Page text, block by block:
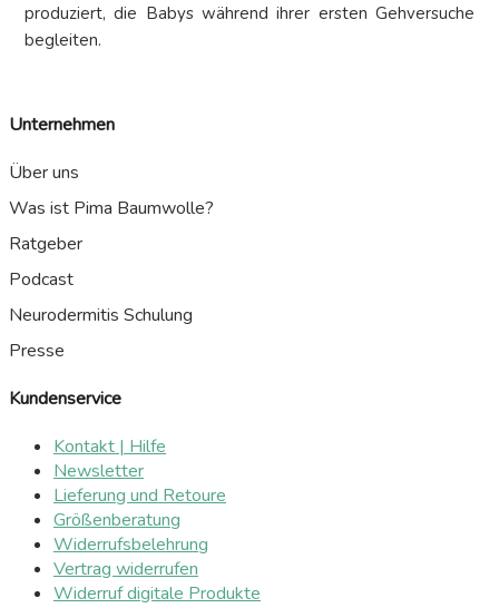
produziert, die Babys während ihrer ersten Gehversuche
begleiten.
Unternehmen
Über uns
Was ist Pima Baumwolle?
Ratgeber
Podcast
Neurodermitis Schulung
Presse
Kundenservice
Kontakt | Hilfe
Newsletter
Lieferung und Retoure
Größenberatung
Widerrufsbelehrung
Vertrag widerrufen
Widerruf digitale Produkte